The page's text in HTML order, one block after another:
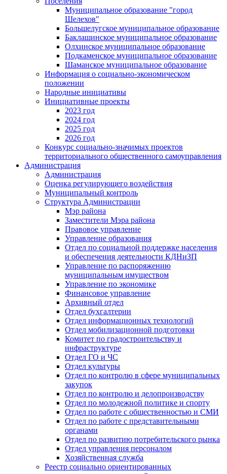
Муниципальное образование "город
Шелехов"
Большелугское муниципальное образование
Баклашинское муниципальное образование
Олхинское муниципальное образование
Подкаменское муниципальное образование
Шаманское муниципальное образование
Информация о социально-экономическом
положении
Народные инициативы
Инициативные проекты
2023 год
2024 год
2025 год
2026 год
Конкурс социально-значимых проектов
территориального общественного самоуправления
Администрация
Администрация
Оценка регулирующего воздействия
Муниципальный контроль
Структура Администрации
Мэр района
Заместители Мэра района
Правовое управление
Управление образования
Отдел по социальной поддержке населения
и обеспечения деятельности КДНиЗП
Управление по распоряжению
муниципальным имуществом
Управление по экономике
Финансовое управление
Архивный отдел
Отдел бухгалтерии
Отдел информационных технологий
Отдел мобилизационной подготовки
Комитет по градостроительству и
инфраструктуре
Отдел ГО и ЧС
Отдел культуры
Отдел по контролю в сфере муниципальных
закупок
Отдел по контролю и делопроизводству
Отдел по молодежной политике и спорту
Отдел по работе с общественностью и СМИ
Отдел по работе с представительными
органами
Отдел по развитию потребительского рынка
Отдел управления персоналом
Хозяйственная служба
Реестр социально ориентированных